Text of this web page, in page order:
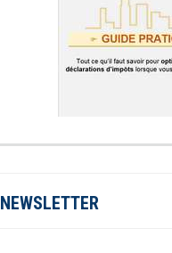
NEWSLETTER